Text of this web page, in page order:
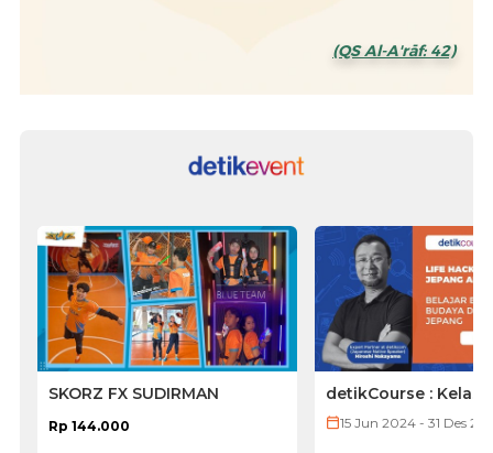
(QS Al-A'rāf: 42)
SKORZ FX SUDIRMAN
Rp 144.000
detikCourse : Kelas
Jepang (VOD ONLY)
15 Jun 2024 - 31 Des